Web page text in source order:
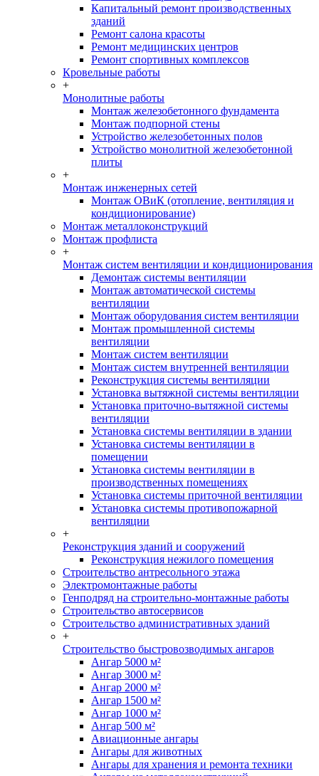
Капитальный ремонт производственных
зданий
Ремонт салона красоты
Ремонт медицинских центров
Ремонт спортивных комплексов
Кровельные работы
+
Монолитные работы
Монтаж железобетонного фундамента
Монтаж подпорной стены
Устройство железобетонных полов
Устройство монолитной железобетонной
плиты
+
Монтаж инженерных сетей
Монтаж ОВиК (отопление, вентиляция и
кондиционирование)
Монтаж металлоконструкций
Монтаж профлиста
+
Монтаж систем вентиляции и кондиционирования
Демонтаж системы вентиляции
Монтаж автоматической системы
вентиляции
Монтаж оборудования систем вентиляции
Монтаж промышленной системы
вентиляции
Монтаж систем вентиляции
Монтаж систем внутренней вентиляции
Реконструкция системы вентиляции
Установка вытяжной системы вентиляции
Установка приточно-вытяжной системы
вентиляции
Установка системы вентиляции в здании
Установка системы вентиляции в
помещении
Установка системы вентиляции в
производственных помещениях
Установка системы приточной вентиляции
Установка системы противопожарной
вентиляции
+
Реконструкция зданий и сооружений
Реконструкция нежилого помещения
Строительство антресольного этажа
Электромонтажные работы
Генподряд на строительно-монтажные работы
Строительство автосервисов
Строительство административных зданий
+
Строительство быстровозводимых ангаров
Ангар 5000 м²
Ангар 3000 м²
Ангар 2000 м²
Ангар 1500 м²
Ангар 1000 м²
Ангар 500 м²
Авиационные ангары
Ангары для животных
Ангары для хранения и ремонта техники